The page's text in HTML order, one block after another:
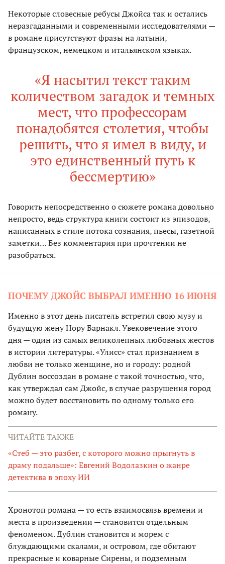
Некоторые словесные ребусы Джойса так и остались
неразгаданными и современными исследователями —
в романе присутствуют фразы на латыни,
французском, немецком и итальянском языках.
«Я насытил текст таким
количеством загадок и темных
мест, что профессорам
понадобятся столетия, чтобы
решить, что я имел в виду, и
это единственный путь к
бессмертию»
Говорить непосредственно о сюжете романа довольно
непросто, ведь структура книги состоит из эпизодов,
написанных в стиле потока сознания, пьесы, газетной
заметки… Без комментария при прочтении не
разобраться.
ПОЧЕМУ ДЖОЙС ВЫБРАЛ ИМЕННО 16 ИЮНЯ
Именно в этот день писатель встретил свою музу и
будущую жену Нору Барнакл. Увековечение этого
дня — один из самых великолепных любовных жестов
в истории литературы. «Улисс» стал признанием в
любви не только женщине, но и городу: родной
Дублин воссоздан в романе с такой точностью, что,
как утверждал сам Джойс, в случае разрушения город
можно будет восстановить по одному только его
роману.
ЧИТАЙТЕ ТАКЖЕ
«Стеб — это разбег, с которого можно прыгнуть в
драму подальше»: Евгений Водолазкин о жанре
детектива в эпоху ИИ
Хронотоп романа — то есть взаимосвязь времени и
места в произведении — становится отдельным
феноменом. Дублин становится и морем с
блуждающими скалами, и островом, где обитают
прекрасные и коварные Сирены, и подземным